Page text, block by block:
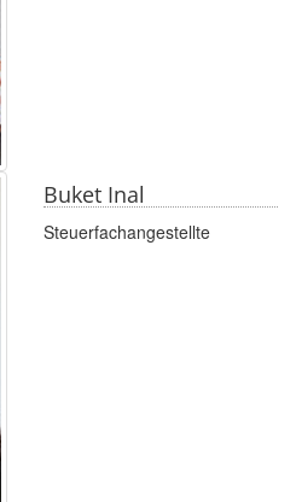
Buket Inal
Steuerfachangestellte